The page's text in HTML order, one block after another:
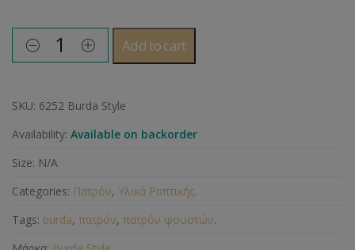
Add to cart
SKU: 6252 Burda Style
Availability: Available on backorder
Size: N/A
Categories: Πατρόν, Υλικά Ραπτικής.
Tags: burda, πατρόν, πατρόν φουστών.